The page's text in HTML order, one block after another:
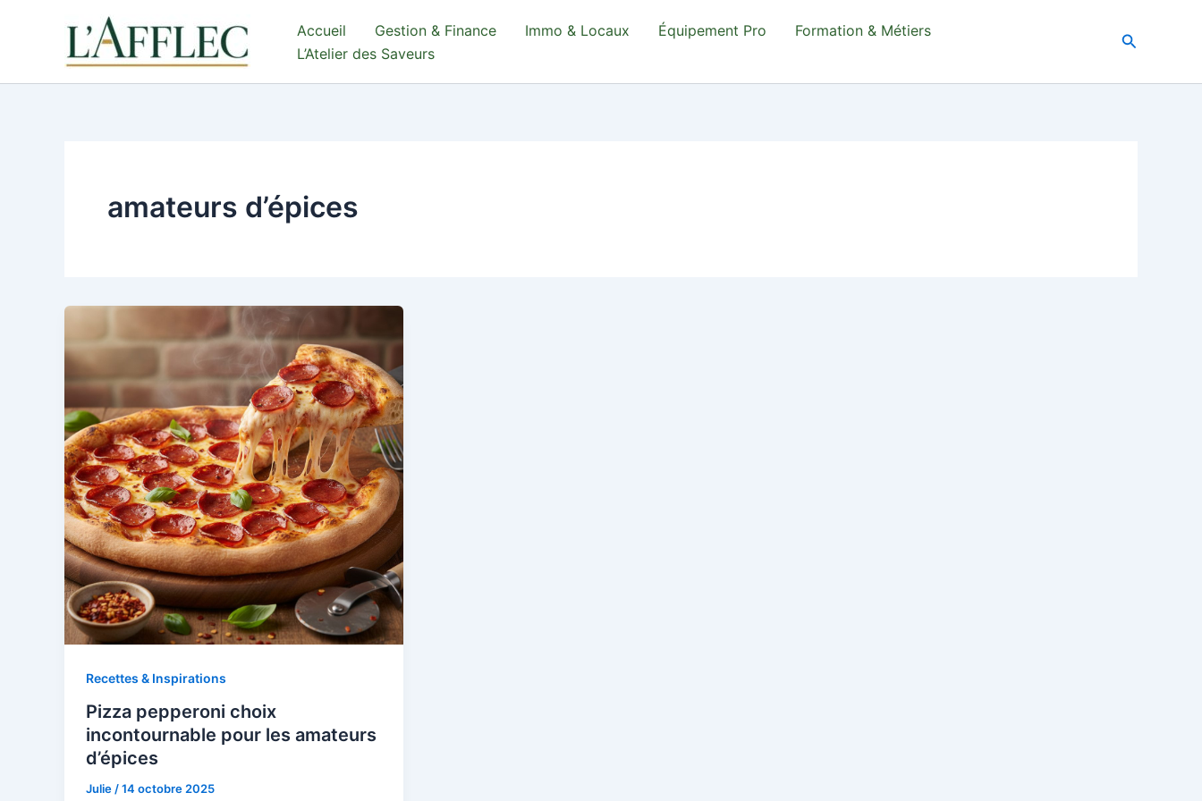
Accueil Gestion & Finance Immo & Locaux Équipement Pro
Formation & Métiers
L’Atelier des Saveurs
amateurs d’épices
Recettes & Inspirations
Pizza pepperoni choix
incontournable pour les amateurs
d’épices
Julie/14 octobre 2025